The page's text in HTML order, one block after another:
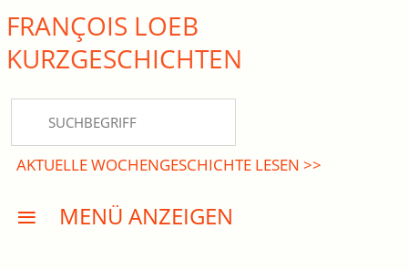
close Submenü
KURZGESCHICHTEN
DREISATZROMANE
PRESSE
FRANÇOIS LOEB
KURZ­GESCHICHTEN
AKTUELLE WOCHENGESCHICHTE LESEN >>
MENÜ ANZEIGEN